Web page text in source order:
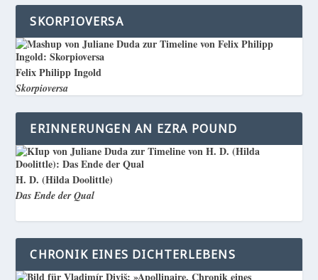
SKORPIOVERSA
Felix Philipp Ingold
Skorpioversa
ERINNERUNGEN AN EZRA POUND
H. D. (Hilda Doolittle)
Das Ende der Qual
CHRONIK EINES DICHTERLEBENS